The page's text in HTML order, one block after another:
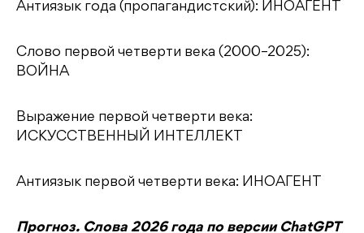
Антиязык года (пропагандистский): ИНОАГЕНТ
Слово первой четверти века (2000–2025):
ВОЙНА
Выражение первой четверти века:
ИСКУССТВЕННЫЙ ИНТЕЛЛЕКТ
Антиязык первой четверти века: ИНОАГЕНТ
Прогноз. Слова 2026 года по версии ChatGPT